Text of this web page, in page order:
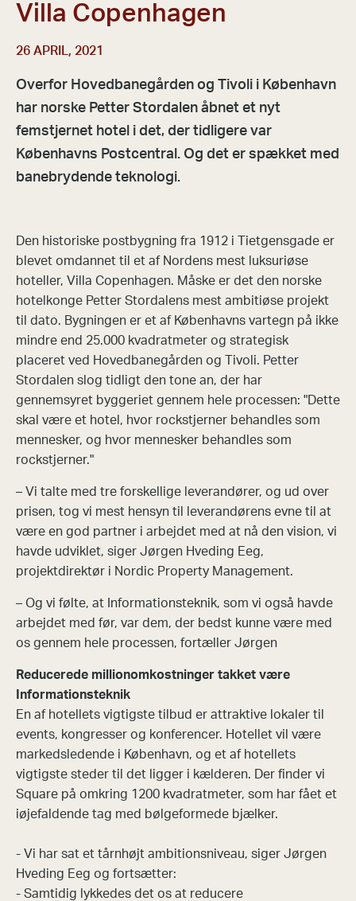
Villa Copenhagen
26 APRIL, 2021
Overfor Hovedbanegården og Tivoli i København
har norske Petter Stordalen åbnet et nyt
femstjernet hotel i det, der tidligere var
Københavns Postcentral. Og det er spækket med
banebrydende teknologi.
Den historiske postbygning fra 1912 i Tietgensgade er
blevet omdannet til et af Nordens mest luksuriøse
hoteller, Villa Copenhagen. Måske er det den norske
hotelkonge Petter Stordalens mest ambitiøse projekt
til dato. Bygningen er et af Københavns vartegn på ikke
mindre end 25.000 kvadratmeter og strategisk
placeret ved Hovedbanegården og Tivoli. Petter
Stordalen slog tidligt den tone an, der har
gennemsyret byggeriet gennem hele processen: "Dette
skal være et hotel, hvor rockstjerner behandles som
mennesker, og hvor mennesker behandles som
rockstjerner."
– Vi talte med tre forskellige leverandører, og ud over
prisen, tog vi mest hensyn til leverandørens evne til at
være en god partner i arbejdet med at nå den vision, vi
havde udviklet, siger Jørgen Hveding Eeg,
projektdirektør i Nordic Property Management.
– Og vi følte, at Informationsteknik, som vi også havde
arbejdet med før, var dem, der bedst kunne være med
os gennem hele processen, fortæller Jørgen
Reducerede millionomkostninger takket være
Informationsteknik
En af hotellets vigtigste tilbud er attraktive lokaler til
events, kongresser og konferencer. Hotellet vil være
markedsledende i København, og et af hotellets
vigtigste steder til det ligger i kælderen. Der finder vi
Square på omkring 1200 kvadratmeter, som har fået et
iøjefaldende tag med bølgeformede bjælker.
- Vi har sat et tårnhøjt ambitionsniveau, siger Jørgen
Hveding Eeg og fortsætter:
- Samtidig lykkedes det os at reducere